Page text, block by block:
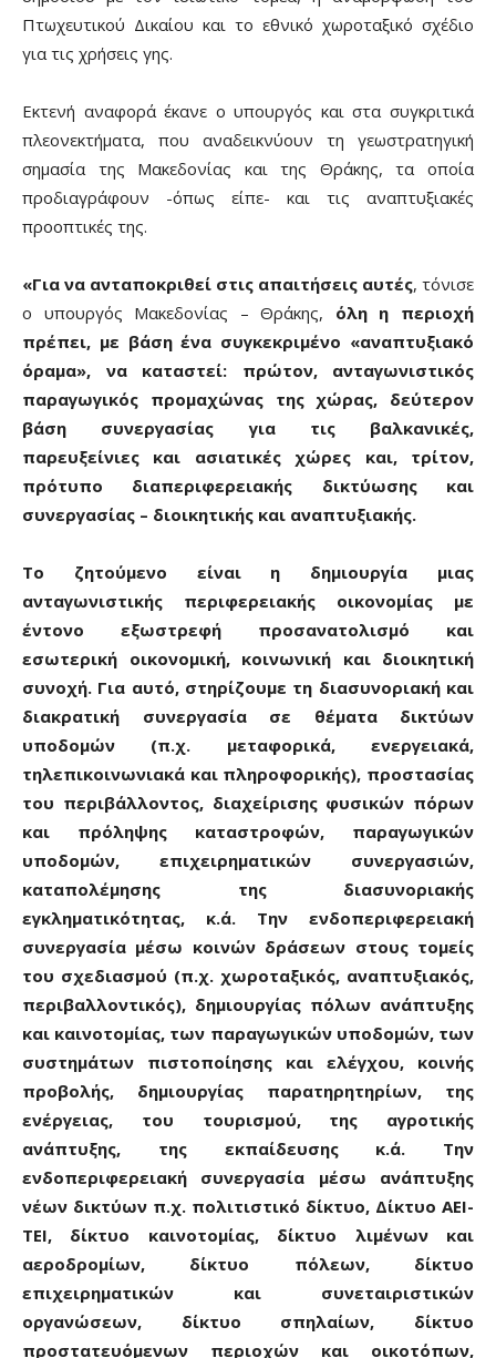
Πτωχευτικού Δικαίου και το εθνικό χωροταξικό σχέδιο
για τις χρήσεις γης.
Εκτενή αναφορά έκανε ο υπουργός και στα συγκριτικά
πλεονεκτήματα, που αναδεικνύουν τη γεωστρατηγική
σημασία της Μακεδονίας και της Θράκης, τα οποία
προδιαγράφουν -όπως είπε- και τις αναπτυξιακές
προοπτικές της.
«Για να ανταποκριθεί στις απαιτήσεις αυτές, τόνισε
ο υπουργός Μακεδονίας – Θράκης, όλη η περιοχή
πρέπει, με βάση ένα συγκεκριμένο «αναπτυξιακό
όραμα», να καταστεί: πρώτον, ανταγωνιστικός
παραγωγικός προμαχώνας της χώρας, δεύτερον
βάση συνεργασίας για τις βαλκανικές,
παρευξείνιες και ασιατικές χώρες και, τρίτον,
πρότυπο διαπεριφερειακής δικτύωσης και
συνεργασίας – διοικητικής και αναπτυξιακής.
Το ζητούμενο είναι η δημιουργία μιας
ανταγωνιστικής περιφερειακής οικονομίας με
έντονο εξωστρεφή προσανατολισμό και
εσωτερική οικονομική, κοινωνική και διοικητική
συνοχή. Για αυτό, στηρίζουμε τη διασυνοριακή και
διακρατική συνεργασία σε θέματα δικτύων
υποδομών (π.χ. μεταφορικά, ενεργειακά,
τηλεπικοινωνιακά και πληροφορικής), προστασίας
του περιβάλλοντος, διαχείρισης φυσικών πόρων
και πρόληψης καταστροφών, παραγωγικών
υποδομών, επιχειρηματικών συνεργασιών,
καταπολέμησης της διασυνοριακής
εγκληματικότητας, κ.ά. Την ενδοπεριφερειακή
συνεργασία μέσω κοινών δράσεων στους τομείς
του σχεδιασμού (π.χ. χωροταξικός, αναπτυξιακός,
περιβαλλοντικός), δημιουργίας πόλων ανάπτυξης
και καινοτομίας, των παραγωγικών υποδομών, των
συστημάτων πιστοποίησης και ελέγχου, κοινής
προβολής, δημιουργίας παρατηρητηρίων, της
ενέργειας, του τουρισμού, της αγροτικής
ανάπτυξης, της εκπαίδευσης κ.ά. Την
ενδοπεριφερειακή συνεργασία μέσω ανάπτυξης
νέων δικτύων π.χ. πολιτιστικό δίκτυο, Δίκτυο ΑΕΙ-
ΤΕΙ, δίκτυο καινοτομίας, δίκτυο λιμένων και
αεροδρομίων, δίκτυο πόλεων, δίκτυο
επιχειρηματικών και συνεταιριστικών
οργανώσεων, δίκτυο σπηλαίων, δίκτυο
προστατευόμενων περιοχών και οικοτόπων,